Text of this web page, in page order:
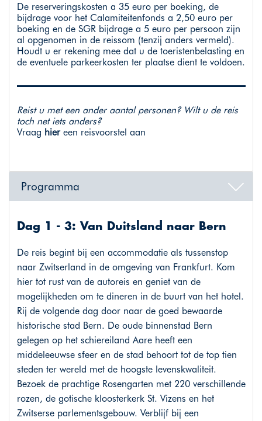
De reserveringskosten a 35 euro per boeking, de
bijdrage voor het Calamiteitenfonds a 2,50 euro per
boeking en de SGR bijdrage a 5 euro per persoon zijn
al opgenomen in de reissom (tenzij anders vermeld).
Houdt u er rekening mee dat u de toeristenbelasting en
de eventuele parkeerkosten ter plaatse dient te voldoen.
Reist u met een ander aantal personen? Wilt u de reis
toch net iets anders?
Vraag hiereen reisvoorstel aan
Programma
Dag 1 - 3: Van Duitsland naar Bern
De reis begint bij een accommodatie als tussenstop
naar Zwitserland in de omgeving van Frankfurt. Kom
hier tot rust van de autoreis en geniet van de
mogelijkheden om te dineren in de buurt van het hotel.
Rij de volgende dag door naar de goed bewaarde
historische stad Bern. De oude binnenstad Bern
gelegen op het schiereiland Aare heeft een
middeleeuwse sfeer en de stad behoort tot de top tien
steden ter wereld met de hoogste levenskwaliteit.
Bezoek de prachtige Rosengarten met 220 verschillende
rozen, de gotische kloosterkerk St. Vizens en het
Zwitserse parlementsgebouw. Verblijf bij een